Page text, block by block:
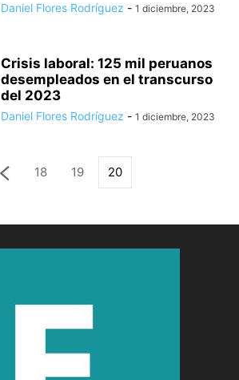
Daniel Flores Rodríguez - 1 diciembre, 2023
Crisis laboral: 125 mil peruanos
desempleados en el transcurso
del 2023
Daniel Flores Rodríguez - 1 diciembre, 2023
18 19 20